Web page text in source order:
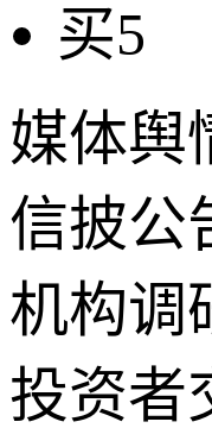
买5
媒体舆
信披公
机构调
投资者